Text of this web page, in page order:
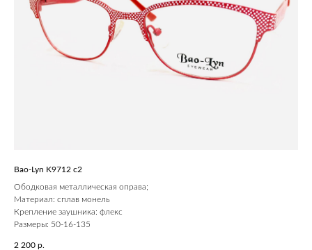
Bao-Lyn K9712 c2
Ободковая металлическая оправа;
Материал: сплав монель
Крепление заушника: флекс
Размеры: 50-16-135
2 200 р.